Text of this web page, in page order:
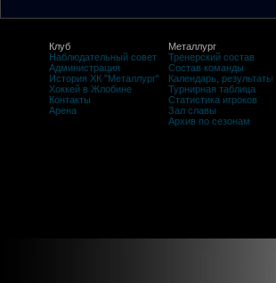
Клуб
Наблюдательный совет
Администрация
История ХК "Металлург"
Хоккей в Жлобине
Контакты
Арена
Металлург
Тренерский состав
Состав команды
Календарь, результаты
Турнирная таблица
Статистика игроков
Зал славы
Архив по сезонам